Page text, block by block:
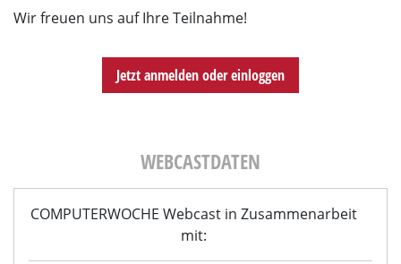
Wir freuen uns auf Ihre Teilnahme!
Jetzt anmelden oder einloggen
WEBCASTDATEN
COMPUTERWOCHE Webcast in Zusammenarbeit
mit: